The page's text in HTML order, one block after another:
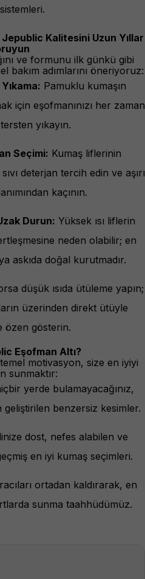
Jepublic Kalitesini Uzun Yıllar
ve formunu ilk günkü gibi
bakım adımlarını öneriyoruz:
Pamuklu kumaşın
için eşofmanınızı her zaman
yıkayın.
Seçimi: Kumaş liflerinin
deterjan tercih edin ve aşırı
kaçının.
Durun: Yüksek ısı liflerin
neden olabilir; en
askıda doğal kurutmadır.
düşük ısıda ütüleme yapın;
üzerinden direkt ütüyle
özen gösterin.
Eşofman Altı?
motivasyon, size en iyiyi
sunmaktır:
yerde bulamayacağınız,
geliştirilen benzersiz kesimler.
dost, nefes alabilen ve
en iyi kumaş seçimleri.
ortadan kaldırarak, en
sunma taahhüdümüz.